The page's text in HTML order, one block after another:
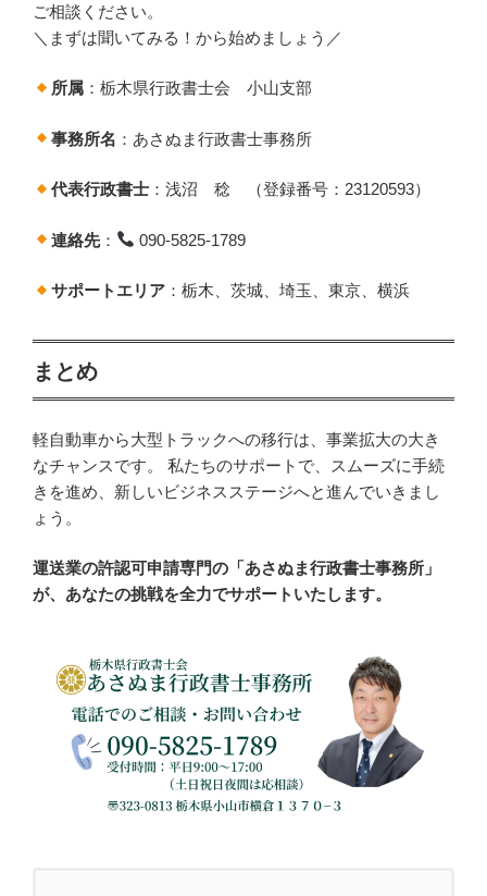
ご相談ください。
＼まずは聞いてみる！から始めましょう／
所属 ：栃木県行政書士会 小山支部
事務所名 ：あさぬま行政書士事務所
代表行政書士 ：浅沼 稔 （登録番号：23120593）
連絡先： 090-5825-1789
サポートエリア ：栃木、茨城、埼玉、東京、横浜
まとめ
軽自動車から大型トラックへの移行は、事業拡大の大き
なチャンスです。 私たちのサポートで、スムーズに手続
きを進め、新しいビジネスステージへと進んでいきまし
ょう。
運送業の許認可申請専門の「あさぬま行政書士事務所」
が、あなたの挑戦を全力でサポートいたします。